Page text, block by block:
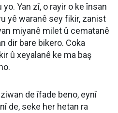
Yan zî, o rayir o ke însan
yê waranê sey fikir, zanist
miyanê milet û cematanê
dir bare bikero. Coka
û xeyalanê ke ma baş
de îfade beno, eynî
de, seke her hetan ra